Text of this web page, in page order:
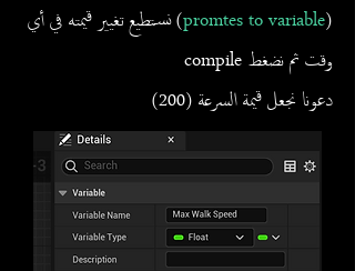
(
promtes to variable) نستطيع تغيير قيمته في أي
وقت ثم نضغط compile
دعونا نجعل قيمة السرعة (200)